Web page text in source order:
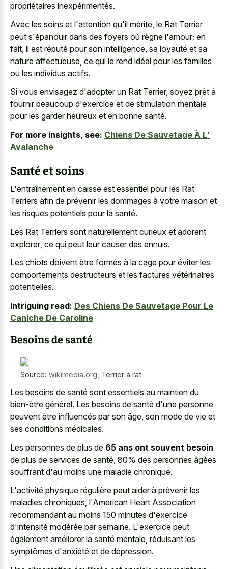
propriétaires inexpérimentés.
Avec les soins et l'attention qu'il mérite, le Rat Terrier
peut s'épanouir dans des foyers où règne l'amour; en
fait, il est réputé pour son intelligence, sa loyauté et sa
nature affectueuse, ce qui le rend idéal pour les familles
ou les individus actifs.
Si vous envisagez d'adopter un Rat Terrier, soyez prêt à
fournir beaucoup d'exercice et de stimulation mentale
pour les garder heureux et en bonne santé.
For more insights, see: Chiens De Sauvetage À L'
Avalanche
Santé et soins
L'entraînement en caisse est essentiel pour les Rat
Terriers afin de prévenir les dommages à votre maison et
les risques potentiels pour la santé.
Les Rat Terriers sont naturellement curieux et adorent
explorer, ce qui peut leur causer des ennuis.
Les chiots doivent être formés à la cage pour éviter les
comportements destructeurs et les factures vétérinaires
potentielles.
Intriguing read: Des Chiens De Sauvetage Pour Le
Caniche De Caroline
Besoins de santé
Source: wikimedia.org Terrier à rat
Les besoins de santé sont essentiels au maintien du
bien-être général. Les besoins de santé d'une personne
peuvent être influencés par son âge, son mode de vie et
ses conditions médicales.
Les personnes de plus de 65 ans ont souvent besoin
de plus de services de santé, 80% des personnes âgées
souffrant d'au moins une maladie chronique.
L'activité physique régulière peut aider à prévenir les
maladies chroniques, l'American Heart Association
recommandant au moins 150 minutes d'exercice
d'intensité modérée par semaine. L'exercice peut
également améliorer la santé mentale, réduisant les
symptômes d'anxiété et de dépression.